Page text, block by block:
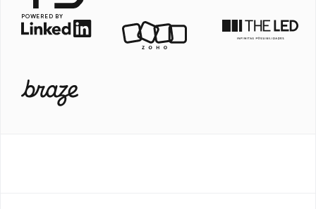
POWERED BY